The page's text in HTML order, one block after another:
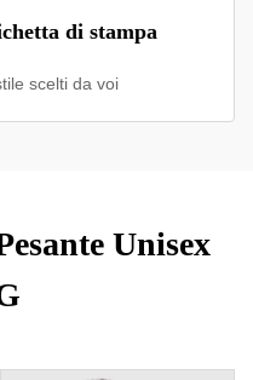
di stampa
scelti da voi
Unisex